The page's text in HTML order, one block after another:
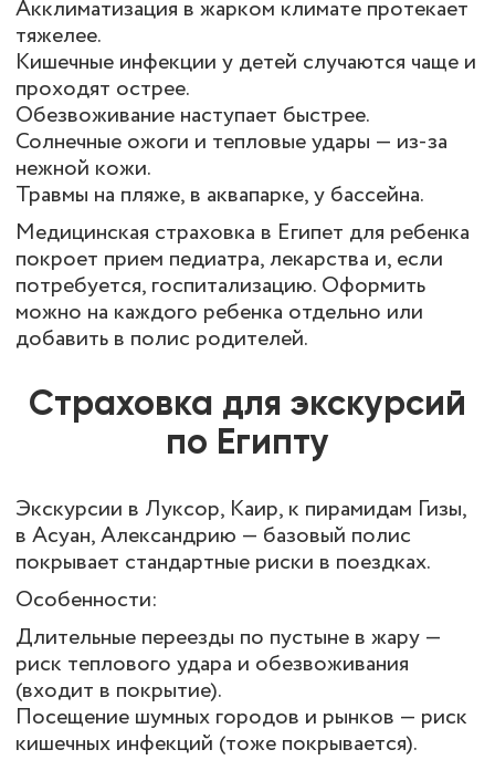
Акклиматизация в жарком климате протекает
тяжелее.
Кишечные инфекции у детей случаются чаще и
проходят острее.
Обезвоживание наступает быстрее.
Солнечные ожоги и тепловые удары — из-за
нежной кожи.
Травмы на пляже, в аквапарке, у бассейна.
Медицинская страховка в Египет для ребенка
покроет прием педиатра, лекарства и, если
потребуется, госпитализацию. Оформить
можно на каждого ребенка отдельно или
добавить в полис родителей.
Страховка для экскурсий
по Египту
Экскурсии в Луксор, Каир, к пирамидам Гизы,
в Асуан, Александрию — базовый полис
покрывает стандартные риски в поездках.
Особенности:
Длительные переезды по пустыне в жару —
риск теплового удара и обезвоживания
(входит в покрытие).
Посещение шумных городов и рынков — риск
кишечных инфекций (тоже покрывается).